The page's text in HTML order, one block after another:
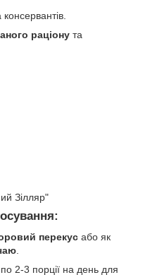
консервантів.
раціону та
Зілляр"
перекус або як
.
2-3 порції на день для